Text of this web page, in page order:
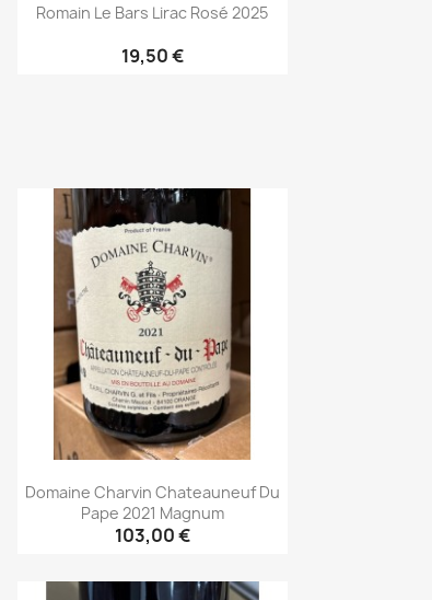
Romain Le Bars Lirac Rosé 2025
19,50 €
Domaine Charvin Chateauneuf Du
Pape 2021 Magnum
103,00 €
Aperçu rapide